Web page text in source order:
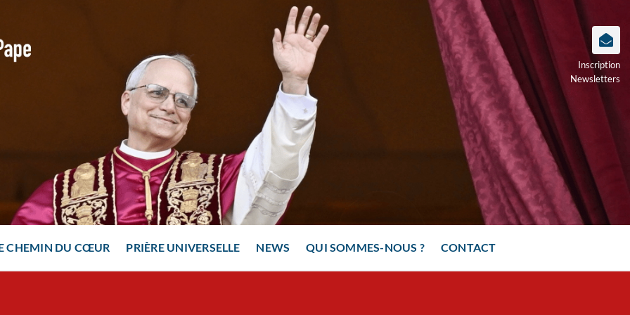
Inscription
Newsletters
CHEMIN DU CŒUR PRIÈRE UNIVERSELLE NEWS QUI SOMMES-NOUS ? CONTACT